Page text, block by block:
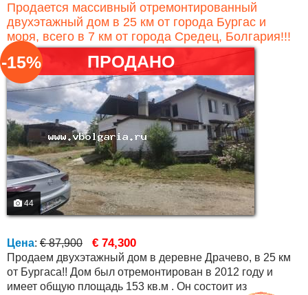
Продается массивный отремонтированный
двухэтажный дом в 25 км от города Бургас и
моря, всего в 7 км от города Средец, Болгария!!!
ПРОДАНО
44
-15%
Цена: € 87,900 € 74,300
Продаем двухэтажный дом в деревне Драчево, в 25 км
от Бургаса!! Дом был отремонтирован в 2012 году и
имеет общую площадь 153 кв.м . Он состоит из